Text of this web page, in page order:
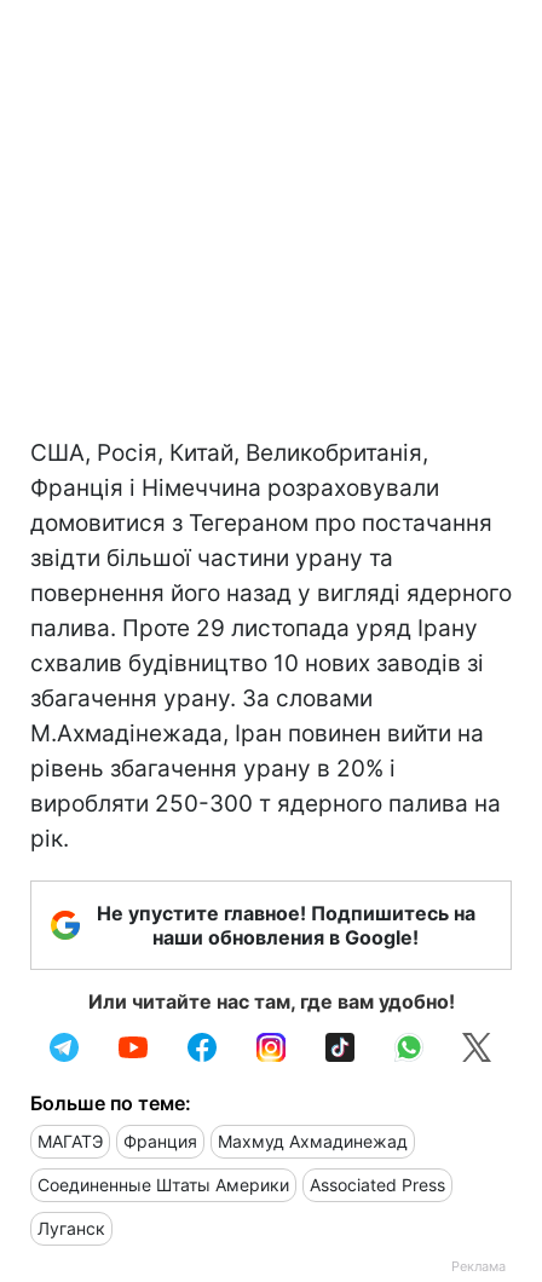
США, Росія, Китай, Великобританія,
Франція і Німеччина розраховували
домовитися з Тегераном про постачання
звідти більшої частини урану та
повернення його назад у вигляді ядерного
палива. Проте 29 листопада уряд Ірану
схвалив будівництво 10 нових заводів зі
збагачення урану. За словами
М.Ахмадінежада, Іран повинен вийти на
рівень збагачення урану в 20% і
виробляти 250-300 т ядерного палива на
рік.
Не упустите главное! Подпишитесь на
наши обновления в Google!
Или читайте нас там, где вам удобно!
Больше по теме:
МАГАТЭ Франция Махмуд Ахмадинежад
Соединенные Штаты Америки Associated Press
Луганск